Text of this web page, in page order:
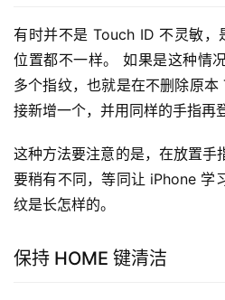
有时并不是 Touch ID 不灵敏，
位置都不一样。 如果是这种情
多个指纹，也就是在不删除原
接新增一个，并用同样的手指再
这种方法要注意的是，在放置手
要稍有不同，等同让 iPhone 学
纹是长怎样的。
保持 HOME 键清洁